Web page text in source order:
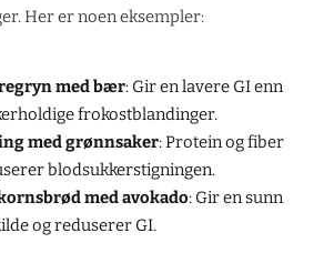
Her er noen eksempler:
med bær: Gir en lavere GI enn
frokostblandinger.
med grønnsaker: Protein og fiber
blodsukkerstigningen.
med avokado: Gir en sunn
og reduserer GI.